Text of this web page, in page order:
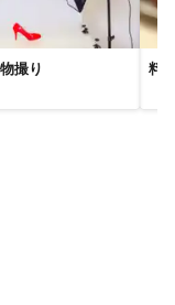
成田市
香取市
旭市
撮り 料